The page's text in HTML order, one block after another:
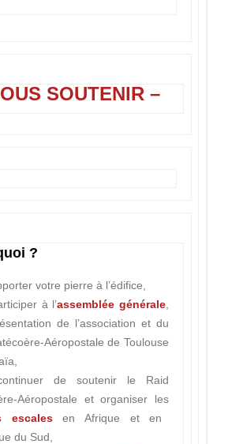
SOUTENIR –
?
votre pierre à l’édifice,
à l’assemblée générale,
de l’association et du
Aéropostale de Toulouse
de soutenir le Raid
Aéropostale et organiser les
escalesen Afrique et en
du Sud,